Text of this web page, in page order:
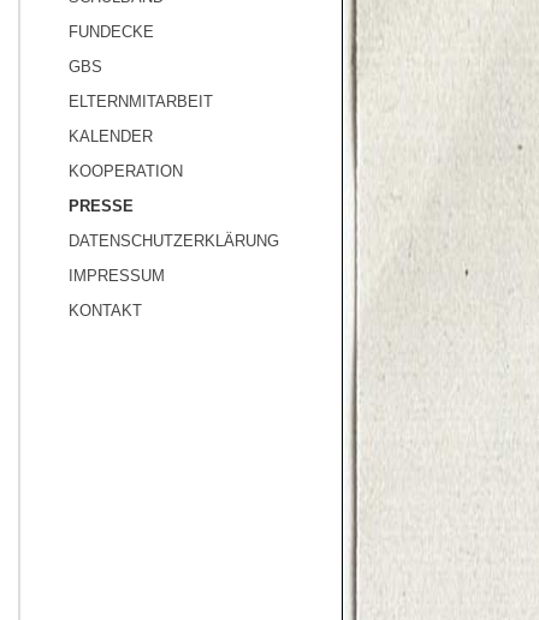
FUNDECKE
GBS
ELTERNMITARBEIT
KALENDER
KOOPERATION
PRESSE
DATENSCHUTZERKLÄRUNG
IMPRESSUM
KONTAKT